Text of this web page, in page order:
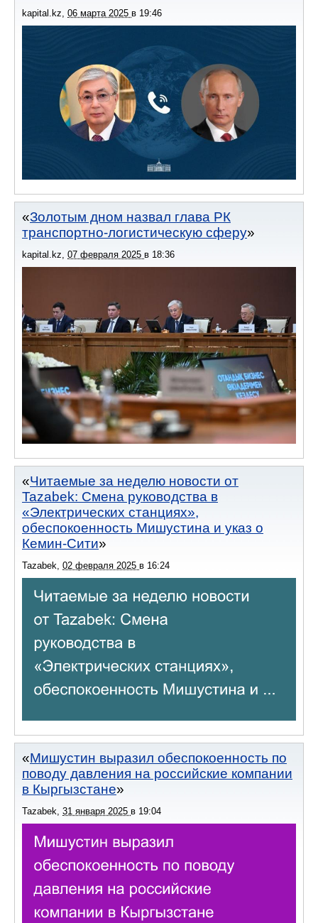
kapital.kz, 06 марта 2025 в 19:46
Золотым дном назвал глава РК
транспортно-логистическую сферу
kapital.kz 07 февраля 2025 в 18:36
Читаемые за неделю новости от
Tazabek: Смена руководства в
«Электрических станциях»,
обеспокоенность Мишустина и указ о
Кемин-Сити
Tazabek 02 февраля 2025 в 16:24
Мишустин выразил обеспокоенность по
поводу давления на российские компании
в Кыргызстане
Tazabek, 31 января 2025 в 19:04